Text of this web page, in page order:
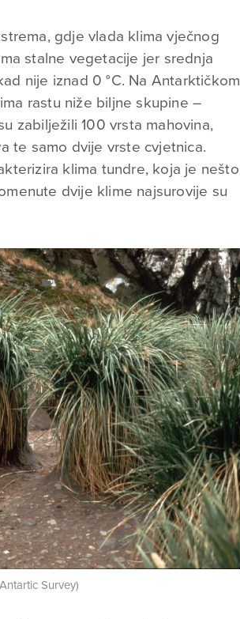
gdje vlada klima vječnog
stalne vegetacije jer srednja
nije iznad 0 °C. Na Antarktičkom
rastu niže biljne skupine –
zabilježili 100 vrsta mahovina,
te samo dvije vrste cvjetnica.
klima tundre, koja je nešto
dvije klime najsurovije su
Survey)